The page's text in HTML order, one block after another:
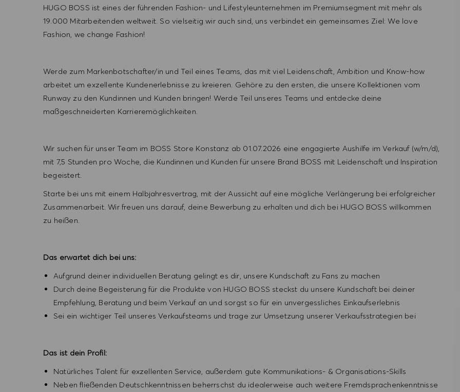
HUGO BOSS ist eines der führenden Fashion- und Lifestyleunternehmen im Premiumsegment mit mehr als
19.000 Mitarbeitenden weltweit. So vielseitig wir auch sind, uns verbindet ein gemeinsames Ziel: We love
Fashion, we change Fashion!
Werde zum Markenbotschafter/in und Teil eines Teams, das mit viel Leidenschaft, Ambition und Know-how
arbeitet um exzellente Kundenerlebnisse zu kreieren. Gehöre zu den ersten, die unsere Kollektionen vom
Runway zu den Kundinnen und Kunden bringen! Werde Teil unseres Teams und entdecke deine
maßgeschneiderten Karrieremöglichkeiten.
Wir suchen für unser Team im BOSS Store Konstanz ab 01.07.2026 eine engagierte Aushilfe im Verkauf (w/m/d),
mit 7,5 Stunden pro Woche, die Kundinnen und Kunden für unsere Brand BOSS mit Leidenschaft und Inspiration
begeistert.
Starte bei uns mit einem Halbjahresvertrag, mit der Aussicht auf eine mögliche Verlängerung bei erfolgreicher
Zusammenarbeit. Wir freuen uns darauf, deine Bewerbung zu erhalten und dich bei HUGO BOSS willkommen
zu heißen.
Das erwartet dich bei uns:
Aufgrund deiner individuellen Beratung gelingt es dir, unsere Kundschaft zu Fans zu machen
Durch deine Begeisterung für die Produkte von HUGO BOSS steckst du unsere Kundschaft bei deiner
Empfehlung, Beratung und beim Verkauf an und sorgst so für ein unvergessliches Einkaufserlebnis
Sei ein wichtiger Teil unseres Verkaufsteams und trage zur Umsetzung unserer Verkaufsstrategien bei
Das ist dein Profil:
Natürliches Talent für exzellenten Service, außerdem gute Kommunikations- & Organisations-Skills
Neben fließenden Deutschkenntnissen beherrschst du idealerweise auch weitere Fremdsprachenkenntnisse